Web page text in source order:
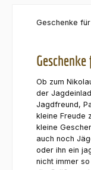
Geschenke
Ob zum
der
Jagdfreund,
kleine Freude
kleine
auch noch
oder ihn ein
nicht immer